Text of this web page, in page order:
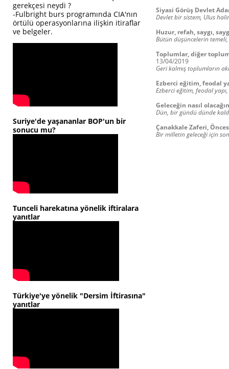
gerekçesi neydi ?
-Fulbright burs programında CIA'nın
örtülü operasyonlarına ilişkin itiraflar
ve belgeler.
Suriye'de yaşananlar BOP'un bir
sonucu mu?
Tunceli harekatına yönelik iftiralara
yanıtlar
Türkiye'ye yönelik "Dersim İftirasına"
yanıtlar
Siyasi Görüş Devlet
Devlet bir sistem, Ulus
Huzur, refah, saygı,
Bütün düşüncelerin
Toplumlar, diğer
13/04/2019
Geri kalmış toplumların
Ezberci eğitim, feodal
Ezberci eğitim, feodal
Geleceğin nasıl
Dün, bir gündü dünde
Çanakkale Zaferi,
Bir milletin geleceği için